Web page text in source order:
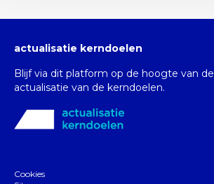
actualisatie kerndoelen
Blijf via dit platform op de hoogte van de
actualisatie van de kerndoelen.
Cookies